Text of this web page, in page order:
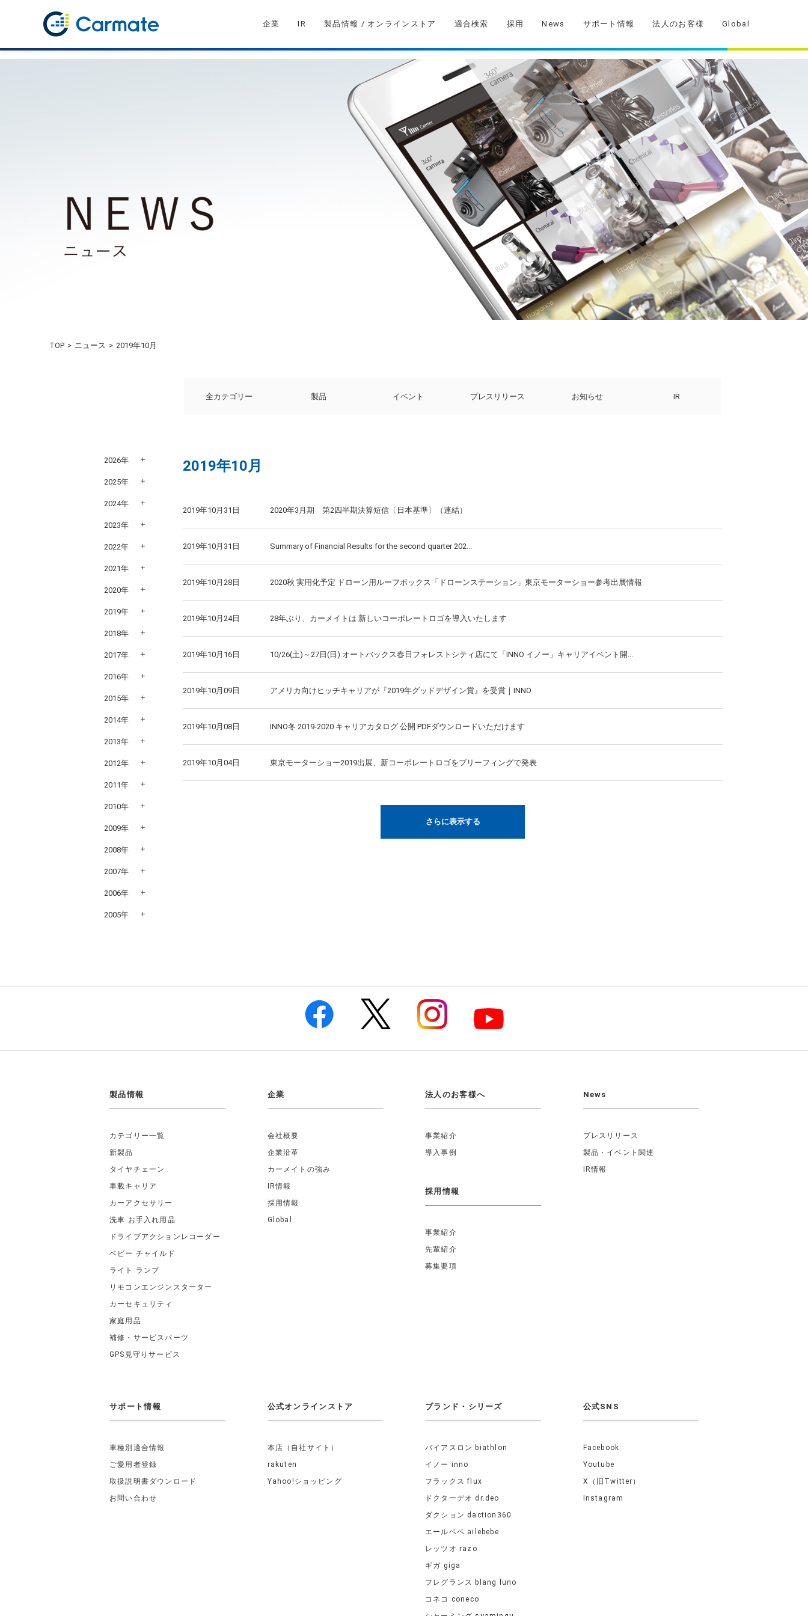
企業 IR 製品情報 / オンラインストア 適合検索 採用 News サポート情報 法人のお客様 Global
TOP ニュース 2019年10月
全カテゴリー 製品 イベント プレスリリース お知らせ IR
2019年10月
2019年10月31日 2020年3月期 第2四半期決算短信〔日本基準〕（連結）
2019年10月31日 Summary of Financial Results for the second quarter 202...
2019年10月28日 2020秋 実用化予定 ドローン用ルーフボックス「ドローンステーション」東京モーターショー参考出展情報
2019年10月24日 28年ぶり、カーメイトは 新しいコーポレートロゴを導入いたします
2019年10月16日 10/26(土)～27日(日) オートバックス春日フォレストシティ店にて「INNO イノー」キャリアイベント開...
2019年10月09日 アメリカ向けヒッチキャリアが『2019年グッドデザイン賞』を受賞｜INNO
2019年10月08日 INNO冬 2019-2020 キャリアカタログ 公開 PDFダウンロードいただけます
2019年10月04日 東京モーターショー2019出展、新コーポレートロゴをブリーフィングで発表
さらに表示する
2026年
2025年
2024年
2023年
2022年
2021年
2020年
2019年
2018年
2017年
2016年
2015年
2014年
2013年
2012年
2011年
2010年
2009年
2008年
2007年
2006年
2005年
製品情報
カテゴリー一覧
新製品
タイヤチェーン
車載キャリア
カーアクセサリー
洗車 お手入れ用品
ドライブアクションレコーダー
ベビー チャイルド
ライト ランプ
リモコンエンジンスターター
カーセキュリティ
家庭用品
補修・サービスパーツ
GPS見守りサービス
企業
会社概要
企業沿革
カーメイトの強み
IR情報
採用情報
Global
法人のお客様へ
事業紹介
導入事例
News
プレスリリース
製品・イベント関連
IR情報
採用情報
事業紹介
先輩紹介
募集要項
サポート情報
車種別適合情報
ご愛用者登録
取扱説明書ダウンロード
お問い合わせ
公式オンラインストア
本店（自社サイト）
rakuten
Yahoo!ショッピング
ブランド・シリーズ
バイアスロン biathlon
イノー inno
フラックス flux
ドクターデオ dr.deo
ダクション daction360
エールベベ ailebebe
レッツオ razo
ギガ giga
フレグランス blang luno
コネコ coneco
公式SNS
Facebook
Youtube
X（旧Twitter）
Instagram